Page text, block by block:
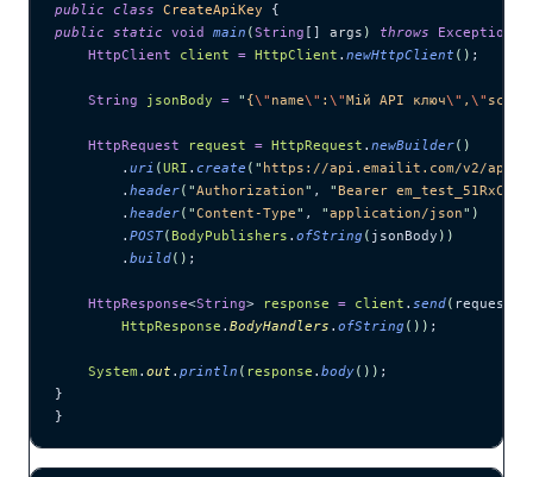
public class CreateApiKey {
public static void main (String [] args ) throws Exception
    HttpClient
client = HttpClient . newHttpClient () ;
    String
jsonBody = " {\" name\" : \"Мій API ключ\" , \" scope
    HttpRequest
request = HttpRequest . newBuilder()
        .
uri (URI . create ( " https://api.emailit.com/v2/api-
        .
header( "Authorization" , "Bearer
        .
header( "Content-Type" , "application/json" )
        .
POST( BodyPublishers . ofString ( jsonBody ))
        .
build() ;
    HttpResponse
<String> response = client . send( request,
        HttpResponse
. BodyHandlers . ofString ()) ;
    System
. out . println ( response . body()) ;
}
}